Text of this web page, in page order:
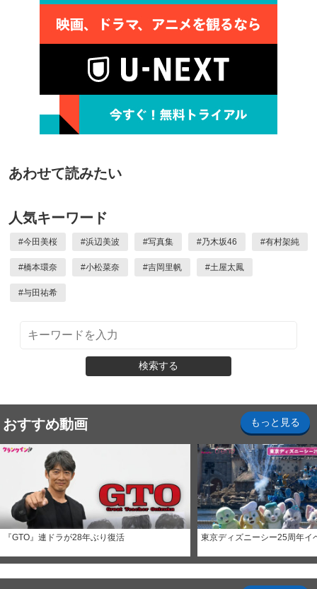
あわせて読みたい
人気キーワード
#今田美桜 #浜辺美波 #写真集 #乃木坂46 #有村架純
#橋本環奈 #小松菜奈 #吉岡里帆 #土屋太鳳
#与田祐希
検索する
おすすめ動画 もっと見る
『GTO』連ドラが28年ぶり復活 東京ディズニーシー25周年イ